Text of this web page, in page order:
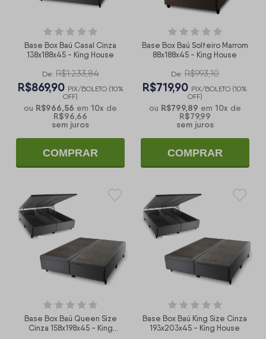
Base Box Baú Casal Cinza
138x188x45 - King House
De: R$1.233,84
R$869,90 PIX/BOLETO (10%
OFF)
ou R$966,56 em10x de
R$96,66
sem juros
COMPRAR
Base Box Baú Solteiro Marrom
88x188x45 - King House
De: R$993,10
R$719,90 PIX/BOLETO (10%
OFF)
ou R$799,89 em 10x de
R$79,99
sem juros
COMPRAR
Base Box Baú Queen Size
Cinza 158x198x45 - King
Base Box Baú King Size Cinza
193x203x45 - King House